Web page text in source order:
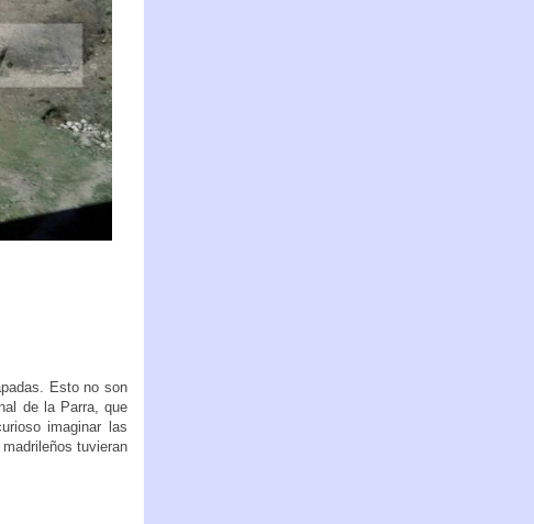
Esto no son
de la Parra, que
imaginar las
tuvieran